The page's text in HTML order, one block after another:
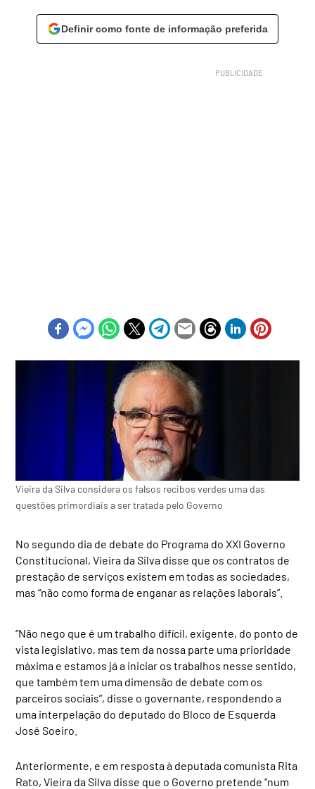
Definir como fonte de informação preferida
Vieira da Silva considera os falsos recibos verdes uma das
questões primordiais a ser tratada pelo Governo
No segundo dia de debate do Programa do XXI Governo
Constitucional, Vieira da Silva disse que os contratos de
prestação de serviços existem em todas as sociedades,
mas “não como forma de enganar as relações laborais”.
“Não nego que é um trabalho difícil, exigente, do ponto de
vista legislativo, mas tem da nossa parte uma prioridade
máxima e estamos já a iniciar os trabalhos nesse sentido,
que também tem uma dimensão de debate com os
parceiros sociais”, disse o governante, respondendo a
uma interpelação do deputado do Bloco de Esquerda
José Soeiro.
Anteriormente, e em resposta à deputada comunista Rita
Rato, Vieira da Silva disse que o Governo pretende “num